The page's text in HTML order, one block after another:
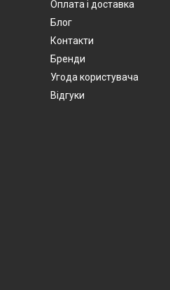
Оплата і доставка
Блог
Контакти
Бренди
Угода користувача
Відгуки